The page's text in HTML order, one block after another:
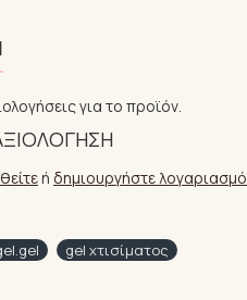
για το προϊόν.
ή δημιουργήστε λογαριασμό
gel χτισίματος